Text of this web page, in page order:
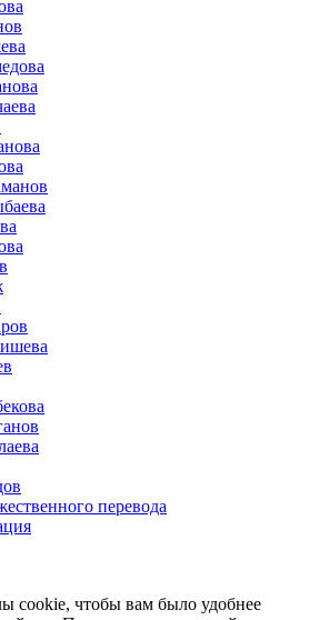
перевода
cookie, чтобы вам было удобнее